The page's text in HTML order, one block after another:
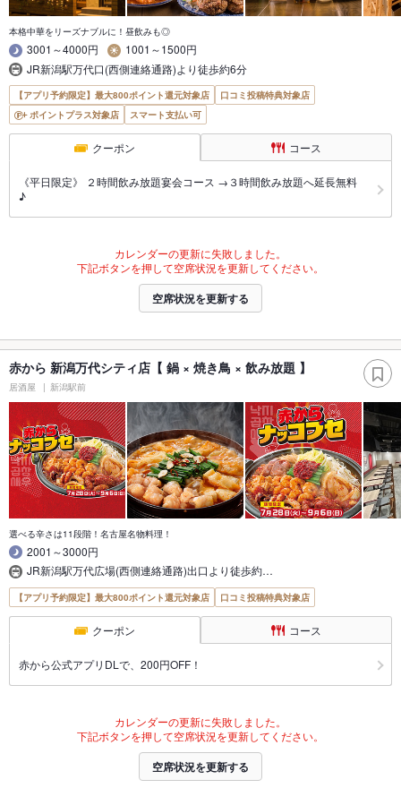
本格中華をリーズナブルに！昼飲みも◎
3001～4000円
1001～1500円
JR新潟駅万代口(西側連絡通路)より徒歩約6分
【アプリ予約限定】最大800ポイント還元対象店
口コミ投稿特典対象店
ポイントプラス対象店
スマート支払い可
クーポン コース
《平日限定》 ２時間飲み放題宴会コース →３時間飲み放題へ延長無料
♪
カレンダーの更新に失敗しました。
下記ボタンを押して空席状況を更新してください。
空席状況を更新する
赤から 新潟万代シティ店【 鍋 × 焼き鳥 × 飲み放題 】
居酒屋 新潟駅前
選べる辛さは11段階！名古屋名物料理！
2001～3000円
JR新潟駅万代広場(西側連絡通路)出口より徒歩約…
【アプリ予約限定】最大800ポイント還元対象店 口コミ投稿特典対象店
クーポン コース
赤から公式アプリDLで、200円OFF！
カレンダーの更新に失敗しました。
下記ボタンを押して空席状況を更新してください。
空席状況を更新する